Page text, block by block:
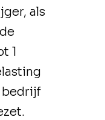
als
1
bedrijf